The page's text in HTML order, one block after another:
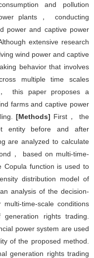
and pollution
plants， conducting
power and captive power
extensive research
wind power and captive
behavior that involves
multiple time scales
this paper proposes a
farms and captive power
[Methods] First， the
entity before and after
are analyzed to calculate
， based on multi-time-
Copula function is used to
distribution model of
analysis of the decision-
time-scale conditions
rights trading.
power system are used
of the proposed method.
generation rights trading